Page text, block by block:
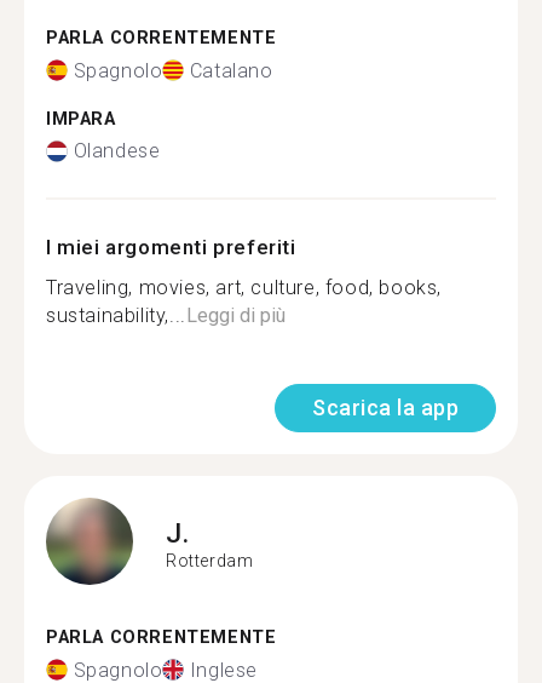
PARLA CORRENTEMENTE
Spagnolo Catalano
IMPARA
Olandese
I miei argomenti preferiti
Traveling, movies, art, culture, food, books,
sustainability,...Leggi di più
Scarica la app
J.
Rotterdam
PARLA CORRENTEMENTE
Spagnolo Inglese